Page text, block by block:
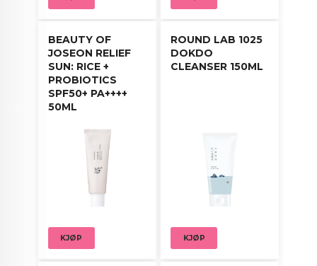
BEAUTY OF
JOSEON RELIEF
SUN: RICE +
PROBIOTICS
SPF50+ PA++++
50ML
KJØP
ROUND LAB 1025
DOKDO
CLEANSER 150ML
KJØP